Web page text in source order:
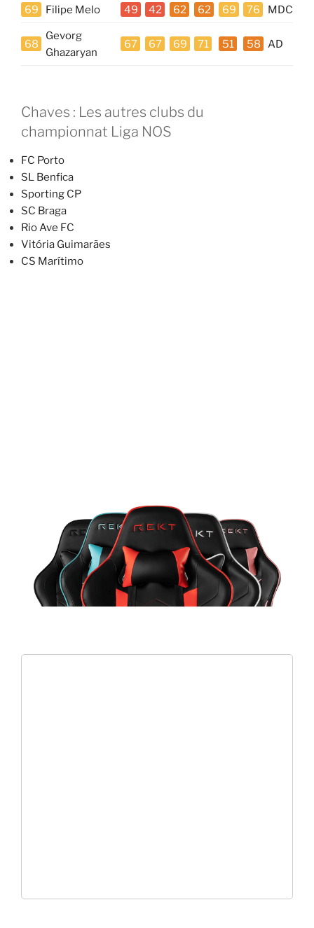
69 Filipe Melo 49 42 62 62 69 76 MDC
68
Gevorg
Ghazaryan
67 67 69 71 51 58 AD
Chaves : Les autres clubs du
championnat Liga NOS
FC Porto
SL Benfica
Sporting CP
SC Braga
Rio Ave FC
Vitória Guimarães
CS Marítimo